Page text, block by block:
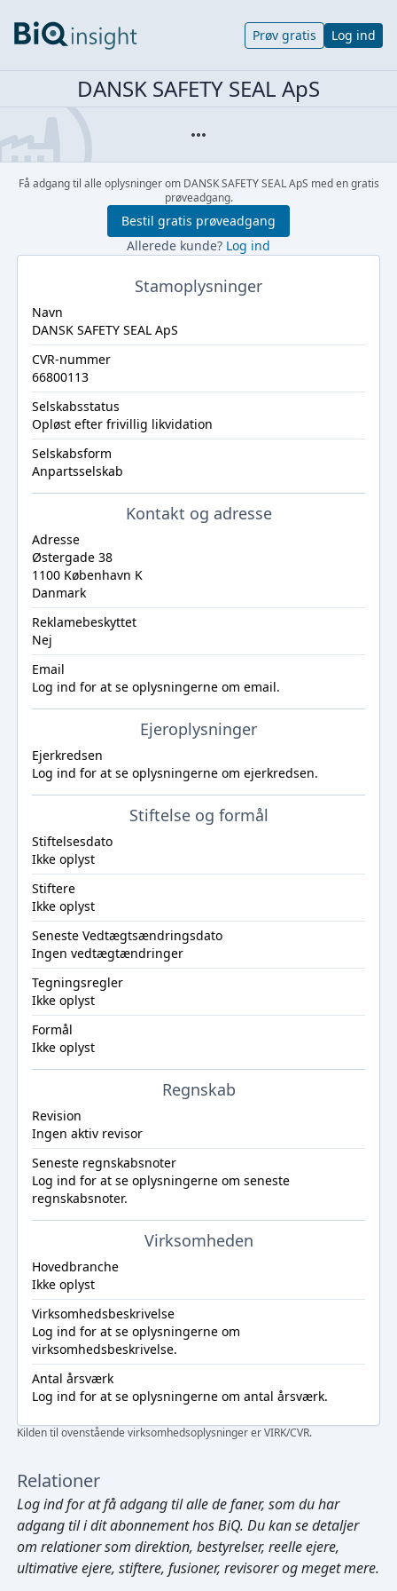
Cmd/Ctrl + K
Prøv gratis Log ind
DANSK SAFETY SEAL ApS
Få adgang til alle oplysninger om DANSK SAFETY SEAL ApS med en gratis
prøveadgang.
Bestil gratis prøveadgang
Allerede kunde? Log ind
Stamoplysninger
Navn
DANSK SAFETY SEAL ApS
CVR-nummer
66800113
Selskabsstatus
Opløst efter frivillig likvidation
Selskabsform
Anpartsselskab
Kontakt og adresse
Adresse
Østergade 38
1100 København K
Danmark
Reklamebeskyttet
Nej
Email
Log ind for at se oplysningerne om email.
Ejeroplysninger
Ejerkredsen
Log ind for at se oplysningerne om ejerkredsen.
Stiftelse og formål
Stiftelsesdato
Ikke oplyst
Stiftere
Ikke oplyst
Seneste Vedtægtsændringsdato
Ingen vedtægtændringer
Tegningsregler
Ikke oplyst
Formål
Ikke oplyst
Regnskab
Revision
Ingen aktiv revisor
Seneste regnskabsnoter
Log ind for at se oplysningerne om seneste
regnskabsnoter.
Virksomheden
Hovedbranche
Ikke oplyst
Virksomhedsbeskrivelse
Log ind for at se oplysningerne om
virksomhedsbeskrivelse.
Antal årsværk
Log ind for at se oplysningerne om antal årsværk.
Kilden til ovenstående virksomhedsoplysninger er VIRK/CVR.
Relationer
Log indfor at få adgang til alle de faner, som du har
adgang til i dit abonnement hos BiQ. Du kan se detaljer
om relationer som direktion, bestyrelser, reelle ejere,
ultimative ejere, stiftere, fusioner, revisorer og meget mere.